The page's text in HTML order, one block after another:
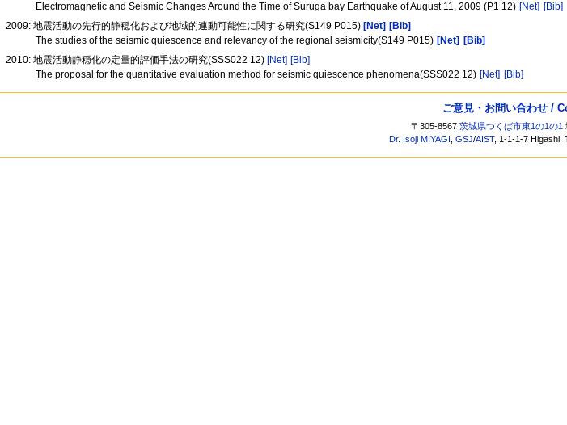
Electromagnetic and Seismic Changes Around the Time of Suruga bay Earthquake of August 11, 2009 (P1 12) [Net] [Bib]
2009: 地震活動の先行的静穏化および地域的連動可能性に関する研究(S149 P015) [Net] [Bib]
The studies of the seismic quiescence and relevancy of the regional seismicity(S149 P015) [Net]
[Bib]
2010: 地震活動静穏化の定量的評価手法の研究(SSS022 12) [Net] [Bib]
The proposal for the quantitative evaluation method for seismic quiescence phenomena(SSS022 12) [Net] [Bib]
ご意見・お問い合わせ /
〒305-8567茨城県つくば市東1の1の1
Dr. Isoji MIYAGI
,GSJ/AIST, 1-1-1-7 Higashi,